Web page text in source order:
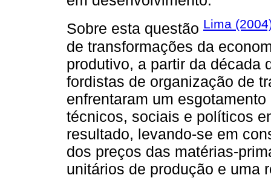
Sobre esta questão Lima
de transformações da
produtivo, a partir da década
fordistas de organização de
enfrentaram um
técnicos, sociais e políticos
resultado, levando-se em
dos preços das matérias-
unitários de produção e uma